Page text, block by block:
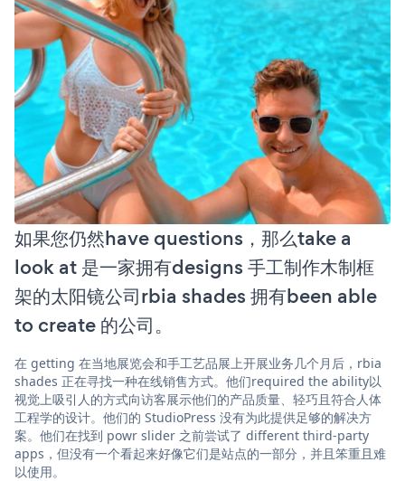
如果您仍然have questions，那么take a
look at 是一家拥有designs 手工制作木制框
架的太阳镜公司rbia shades 拥有been able
to create 的公司。
在 getting 在当地展览会和手工艺品展上开展业务几个月后，rbia
shades 正在寻找一种在线销售方式。他们required the ability以
视觉上吸引人的方式向访客展示他们的产品质量、轻巧且符合人体
工程学的设计。他们的 StudioPress 没有为此提供足够的解决方
案。他们在找到 powr slider 之前尝试了 different third-party
apps，但没有一个看起来好像它们是站点的一部分，并且笨重且难
以使用。